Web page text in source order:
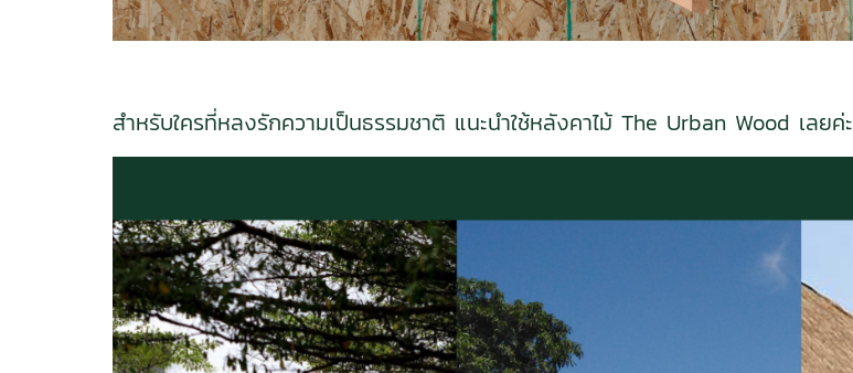
สำหรับใครที่หลงรักความเป็นธรรมชาติ แนะนำใช้หลังคาไม้ The Urban Wood เลยค่ะ